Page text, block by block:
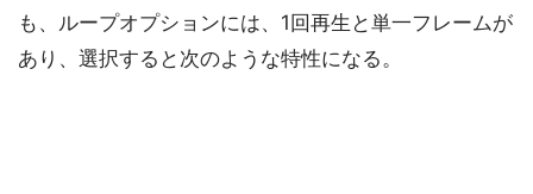
も、ループオプションには、1回再生と単一フレームが
あり、選択すると次のような特性になる。